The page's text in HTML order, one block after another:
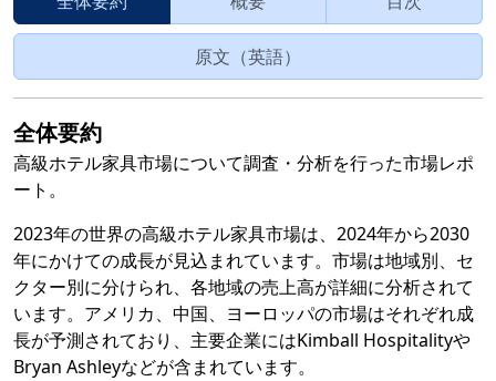
原文（英語）
全体要約
高級ホテル家具市場について調査・分析を行った市場レポ
ート。
2023年の世界の高級ホテル家具市場は、2024年から2030
年にかけての成長が見込まれています。市場は地域別、セ
クター別に分けられ、各地域の売上高が詳細に分析されて
います。アメリカ、中国、ヨーロッパの市場はそれぞれ成
長が予測されており、主要企業にはKimball Hospitalityや
Bryan Ashleyなどが含まれています。